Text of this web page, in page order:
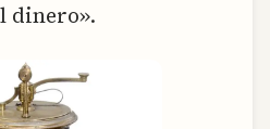
dinero».